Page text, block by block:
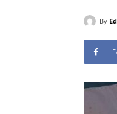
By